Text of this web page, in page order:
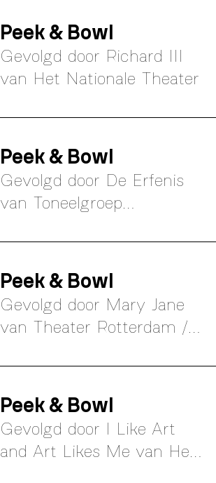
Peek & Bowl
Gevolgd door Richard III
van Het Nationale Theater
Peek & Bowl
Gevolgd door De Erfenis
van Toneelgroep
Peek & Bowl
Gevolgd door Mary Jane
van Theater Rotterdam /
Peek & Bowl
Gevolgd door I Like Art
and Art Likes Me van Het